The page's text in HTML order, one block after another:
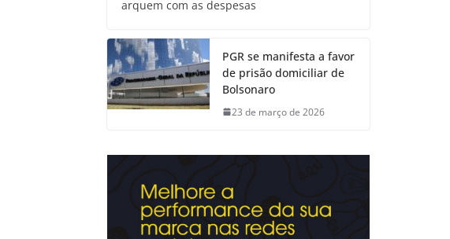
arquem com as despesas
PGR se manifesta a favor
de prisão domiciliar de
Bolsonaro
23 de março de 2026